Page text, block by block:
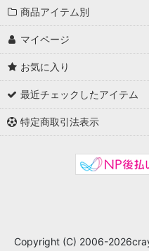
商品アイテム別
マイページ
お気に入り
最近チェックしたアイテム
特定商取引法表示
Copyright (C) 2006-